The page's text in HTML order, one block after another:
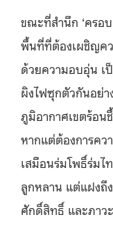
ขณะที่สำนึก ‘ครอ
พื้นที่ที่ต้องเผชิญค
ด้วยความอบอุ่น เ
ผิงไฟซุกตัวกันอย่า
ภูมิอากาศเขตร้อน
หากแต่ต้องการค
เสมือนร่มโพธิ์ร่มไ
ลูกหลาน แต่แฝงถึ
ศักดิ์สิทธิ์ และภาว